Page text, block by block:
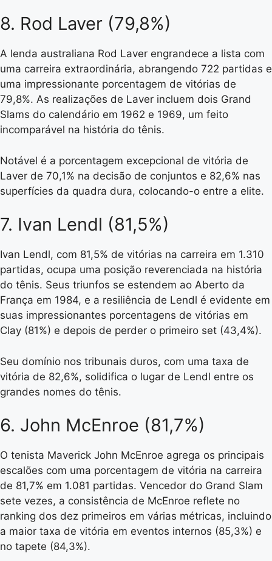
8. Rod Laver (79,8%)
A lenda australiana Rod Laver engrandece a lista com
uma carreira extraordinária, abrangendo 722 partidas e
uma impressionante porcentagem de vitórias de
79,8%. As realizações de Laver incluem dois Grand
Slams do calendário em 1962 e 1969, um feito
incomparável na história do tênis.
Notável é a porcentagem excepcional de vitória de
Laver de 70,1% na decisão de conjuntos e 82,6% nas
superfícies da quadra dura, colocando-o entre a elite.
7. Ivan Lendl (81,5%)
Ivan Lendl, com 81,5% de vitórias na carreira em 1.310
partidas, ocupa uma posição reverenciada na história
do tênis. Seus triunfos se estendem ao Aberto da
França em 1984, e a resiliência de Lendl é evidente em
suas impressionantes porcentagens de vitórias em
Clay (81%) e depois de perder o primeiro set (43,4%).
Seu domínio nos tribunais duros, com uma taxa de
vitória de 82,6%, solidifica o lugar de Lendl entre os
grandes nomes do tênis.
6. John McEnroe (81,7%)
O tenista Maverick John McEnroe agrega os principais
escalões com uma porcentagem de vitória na carreira
de 81,7% em 1.081 partidas. Vencedor do Grand Slam
sete vezes, a consistência de McEnroe reflete no
ranking dos dez primeiros em várias métricas, incluindo
a maior taxa de vitória em eventos internos (85,3%) e
no tapete (84,3%).